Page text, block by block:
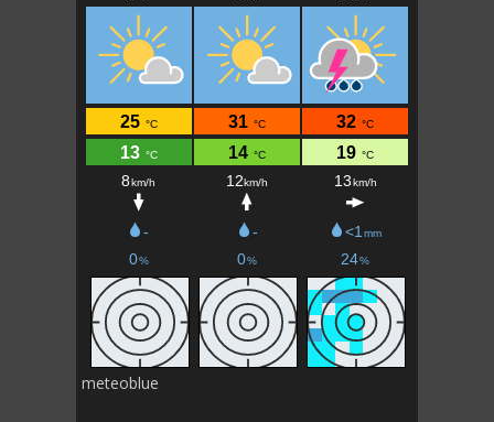
meteoblue